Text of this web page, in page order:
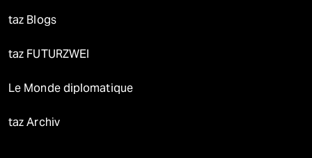
taz Blogs
taz FUTURZWEI
Le Monde diplomatique
taz Archiv